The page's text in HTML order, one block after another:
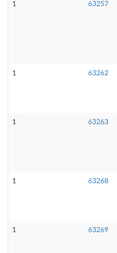
1 63257
1 63262
1 63263
1 63268
1 63269